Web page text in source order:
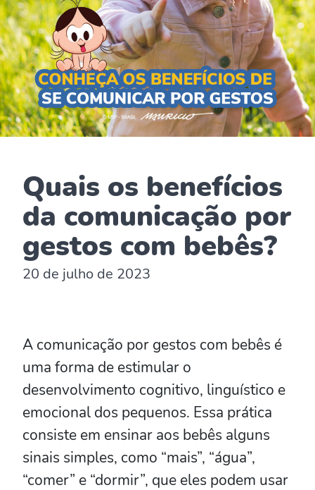
Quais os benefícios
da comunicação por
gestos com bebês?
20 de julho de 2023
A comunicação por gestos com bebês é
uma forma de estimular o
desenvolvimento cognitivo, linguístico e
emocional dos pequenos. Essa prática
consiste em ensinar aos bebês alguns
sinais simples, como “mais”, “água”,
“comer” e “dormir”, que eles podem usar